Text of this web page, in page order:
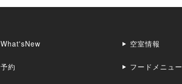
What'sNew 空室情報
予約 フードメニュー